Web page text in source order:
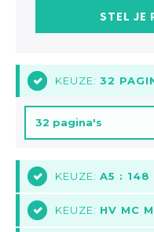
STEL JE
1 KEUZE: 32
32 pagina's
2 KEUZE: A5 : 148
3 KEUZE: HV MC